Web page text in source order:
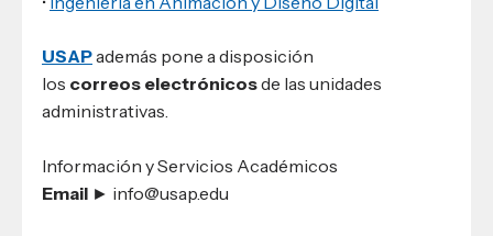
USAPademás pone a disposición
los correos electrónicosde las unidades
administrativas.
Información y Servicios Académicos
Email ► info@usap.edu